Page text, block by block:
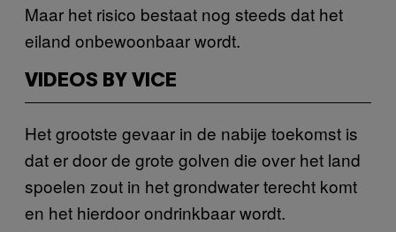
Maar het risico bestaat nog steeds dat het
eiland onbewoonbaar wordt.
VIDEOS BY VICE
Het grootste gevaar in de nabije toekomst is
dat er door de grote golven die over het land
spoelen zout in het grondwater terecht komt
en het hierdoor ondrinkbaar wordt.